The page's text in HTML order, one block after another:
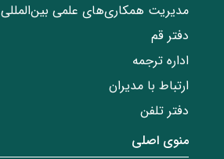
مدیریت همکاری‌های علمی بین‌المللی
دفتر قم
اداره ترجمه
ارتباط با مدیران
دفتر تلفن
منوی اصلی